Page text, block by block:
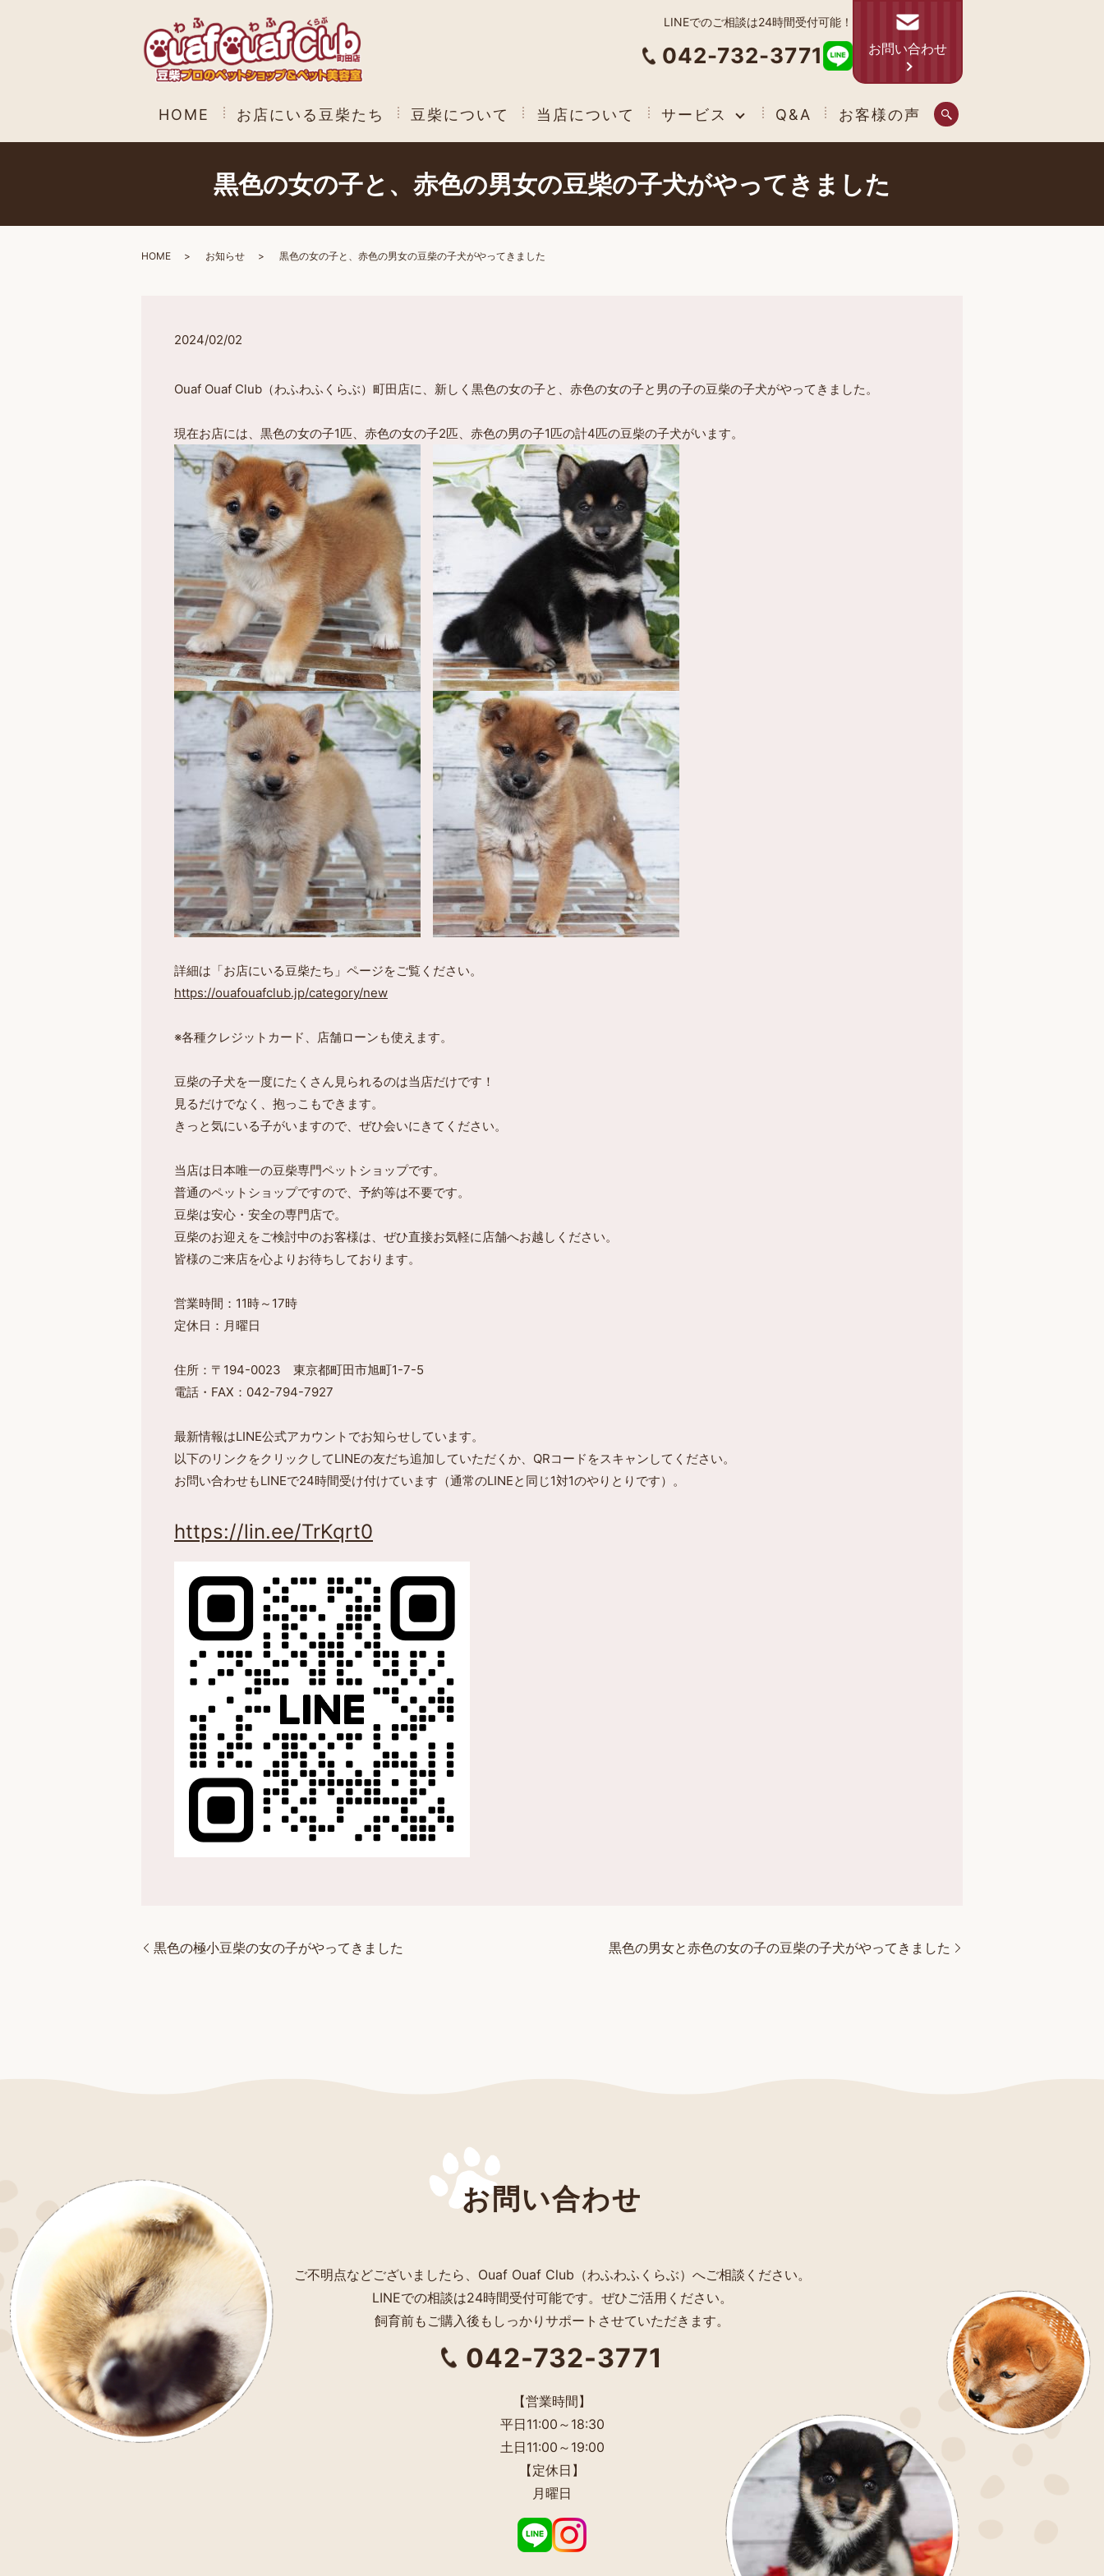
HOME お店にいる豆柴たち 豆柴について 当店について サービス Q&A お客様の声
LINEでのご相談は24時間受付可能！
042-732-3771 お問い合わせ
黒色の女の子と、赤色の男女の豆柴の子犬がやってきました
HOME お知らせ 黒色の女の子と、赤色の男女の豆柴の子犬がやってきました
2024/02/02
Ouaf Ouaf Club（わふわふくらぶ）町田店に、新しく黒色の女の子と、赤色の女の子と男の子の豆柴の子犬がやってきました。
現在お店には、黒色の女の子1匹、赤色の女の子2匹、赤色の男の子1匹の計4匹の豆柴の子犬がいます。
詳細は「お店にいる豆柴たち」ページをご覧ください。
https://ouafouafclub.jp/category/new
※各種クレジットカード、店舗ローンも使えます。
豆柴の子犬を一度にたくさん見られるのは当店だけです！
見るだけでなく、抱っこもできます。
きっと気にいる子がいますので、ぜひ会いにきてください。
当店は日本唯一の豆柴専門ペットショップです。
普通のペットショップですので、予約等は不要です。
豆柴は安心・安全の専門店で。
豆柴のお迎えをご検討中のお客様は、ぜひ直接お気軽に店舗へお越しください。
皆様のご来店を心よりお待ちしております。
営業時間：11時～17時
定休日：月曜日
住所：〒194-0023 東京都町田市旭町1-7-5
電話・FAX：042-794-7927
最新情報はLINE公式アカウントでお知らせしています。
以下のリンクをクリックしてLINEの友だち追加していただくか、QRコードをスキャンしてください。
お問い合わせもLINEで24時間受け付けています（通常のLINEと同じ1対1のやりとりです）。
https://lin.ee/TrKqrt0
黒色の極小豆柴の女の子がやってきました 黒色の男女と赤色の女の子の豆柴の子犬がやってきました
お問い合わせ
ご不明点などございましたら、Ouaf Ouaf Club（わふわふくらぶ）へご相談ください。
LINEでの相談は24時間受付可能です。ぜひご活用ください。
飼育前もご購入後もしっかりサポートさせていただきます。
042-732-3771
【営業時間】
平日11:00～18:30
土日11:00～19:00
【定休日】
月曜日